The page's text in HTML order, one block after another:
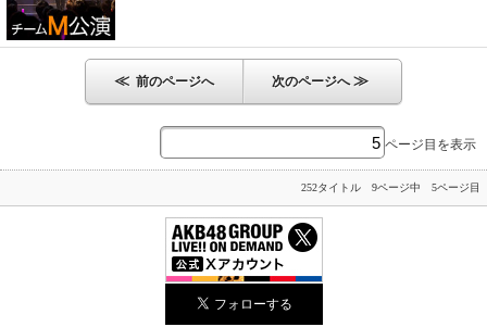
≪ 前のページへ 次のページへ≫
ページ目を表示
252タイトル 9ページ中 5ページ目